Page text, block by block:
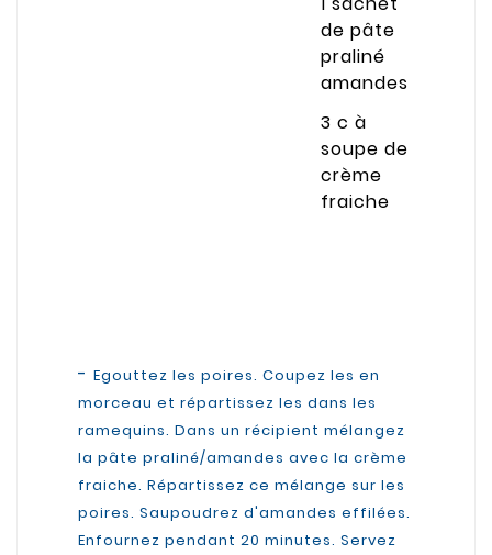
de pâte
praliné
amandes
3 c à
soupe de
crème
fraiche
- Egouttez les poires. Coupez les en
morceau et répartissez les dans les
ramequins. Dans un récipient mélangez
la pâte praliné/amandes avec la crème
fraiche. Répartissez ce mélange sur les
poires. Saupoudrez d'amandes effilées.
Enfournez pendant 20 minutes. Servez